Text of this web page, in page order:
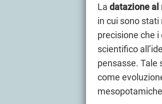
La datazione al
in cui sono
precisione che i
scientifico
pensasse. Tale
come